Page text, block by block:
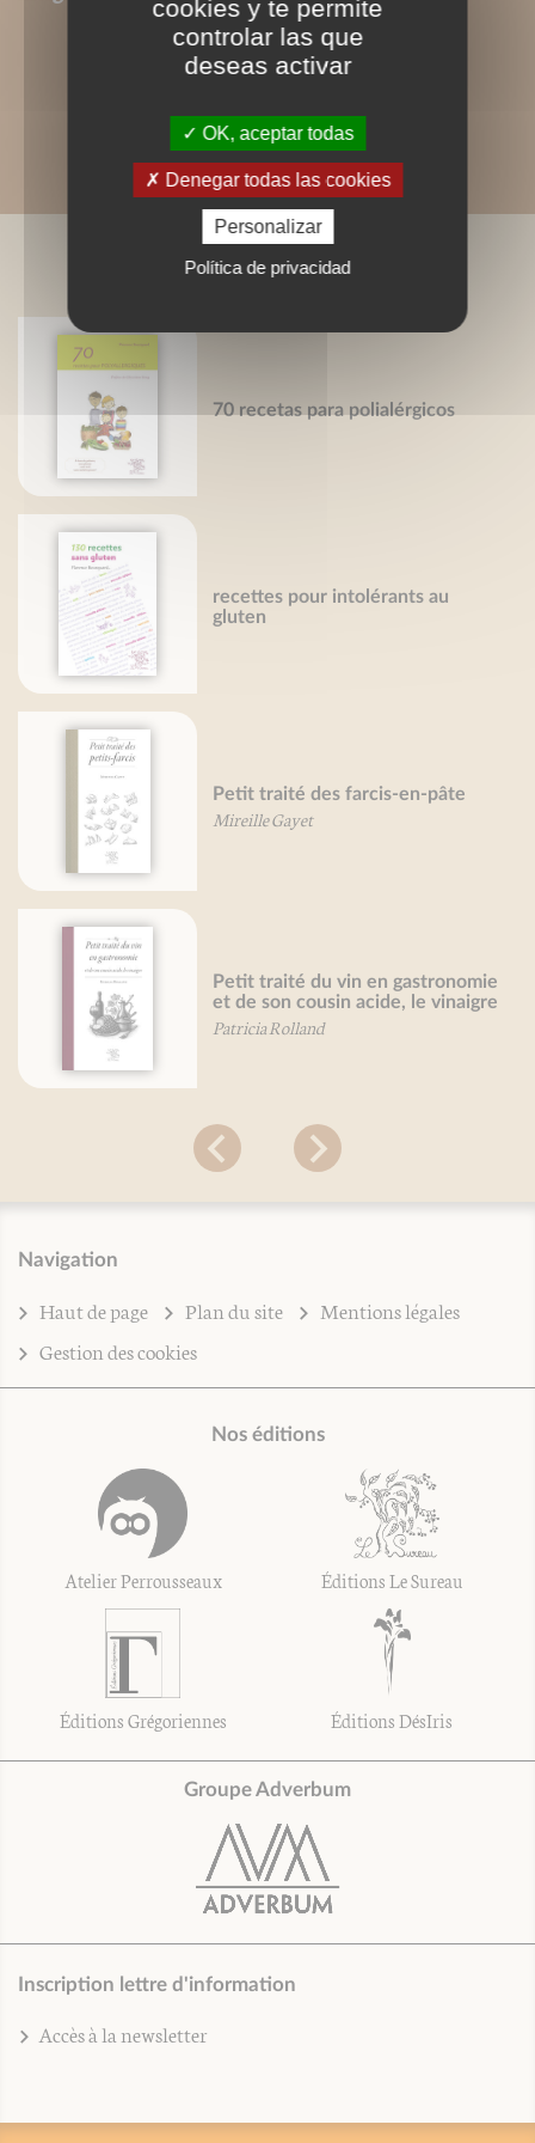
LIVRES ASSOCIÉS
70 recetas para polialérgicos
recettes pour intolérants au
gluten
Petit traité des farcis-en-pâte
Mireille Gayet
Petit traité du vin en gastronomie
et de son cousin acide, le vinaigre
Patricia Rolland
Navigation
Haut de page Plan du site
Mentions légales
Gestion des cookies
Nos éditions
Atelier Perrousseaux Éditions Le Sureau
Éditions Grégoriennes Éditions DésIris
Groupe Adverbum
Inscription lettre d'information
Accès à la newsletter
cookies y te permite
controlar las que
deseas activar
OK, aceptar todas
Denegar todas las cookies
Personalizar
Política de privacidad